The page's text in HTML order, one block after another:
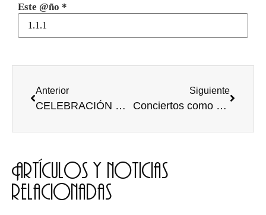
Este @ño *
Anterior
CELEBRACIÓN DEL ÉXITO BURGALES
Siguiente
Conciertos como en casa, música y anécdotas
Artículos y noticias
relacionadas